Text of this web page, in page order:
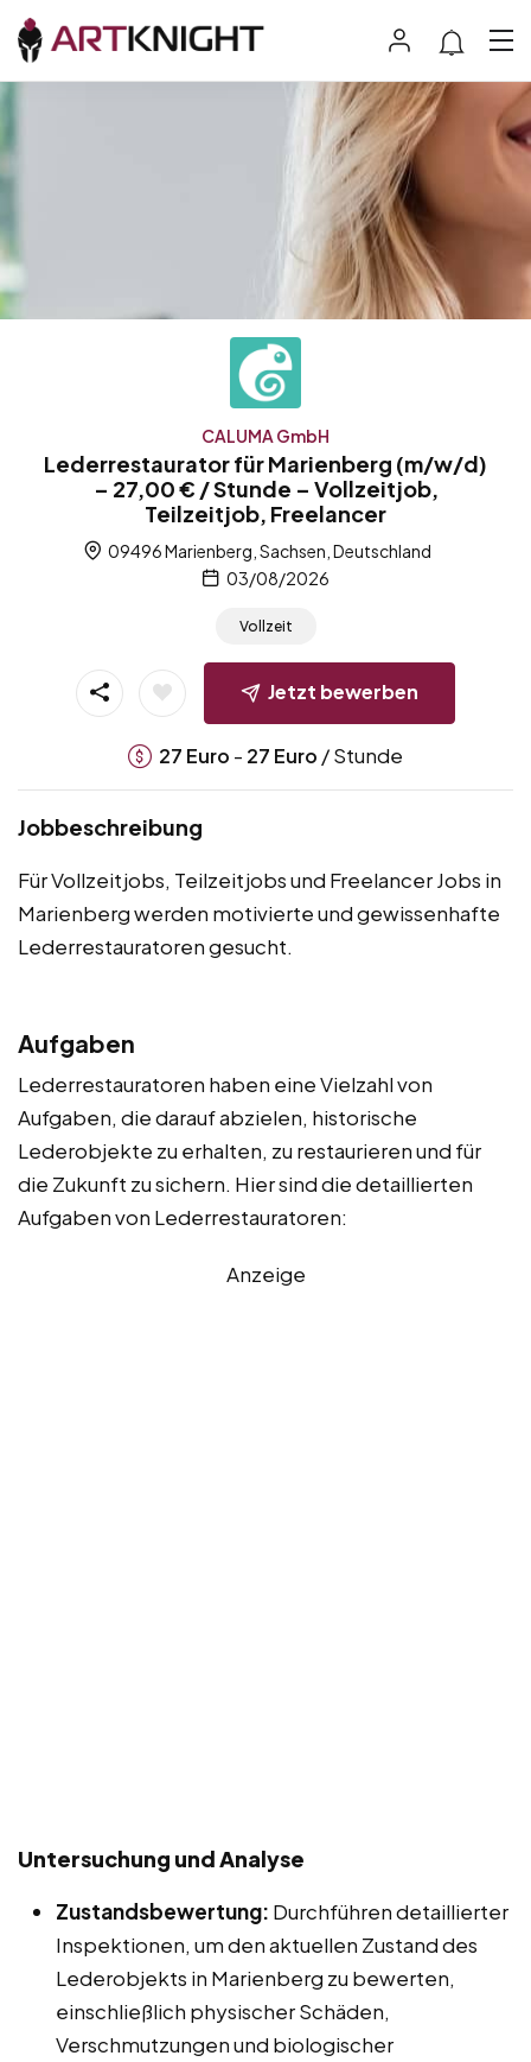
CALUMA GmbH
Lederrestaurator für Marienberg (m/w/d)
– 27,00 € / Stunde – Vollzeitjob,
Teilzeitjob, Freelancer
09496 Marienberg, Sachsen, Deutschland
03/08/2026
Vollzeit
Jetzt bewerben
27 Euro - 27 Euro / Stunde
Jobbeschreibung
Für Vollzeitjobs, Teilzeitjobs und Freelancer Jobs in
Marienberg werden motivierte und gewissenhafte
Lederrestauratoren gesucht.
Aufgaben
Lederrestauratoren haben eine Vielzahl von
Aufgaben, die darauf abzielen, historische
Lederobjekte zu erhalten, zu restaurieren und für
die Zukunft zu sichern. Hier sind die detaillierten
Aufgaben von Lederrestauratoren:
Anzeige
Untersuchung und Analyse
Zustandsbewertung: Durchführen detaillierter
Inspektionen, um den aktuellen Zustand des
Lederobjekts in Marienberg zu bewerten,
einschließlich physischer Schäden,
Verschmutzungen und biologischer